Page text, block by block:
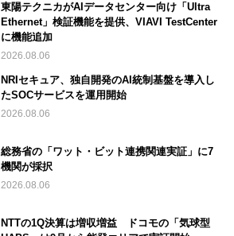
東陽テクニカがAIデータセンター向け「Ultra
Ethernet」検証機能を提供、VIAVI TestCenter
に機能追加
2026.08.06
NRIセキュア、独自開発のAI統制基盤を導入し
たSOCサービスを運用開始
2026.08.06
総務省の「ワット・ビット連携関連実証」に7
機関が採択
2026.08.06
NTTの1Q決算は増収増益 ドコモの「気球型